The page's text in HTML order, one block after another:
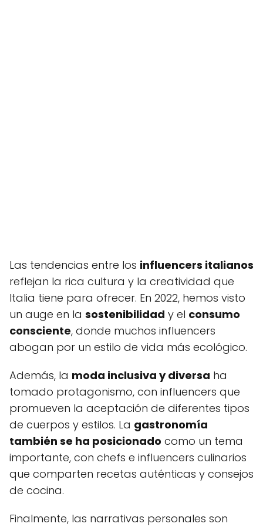
Las tendencias entre los influencers italianos
reflejan la rica cultura y la creatividad que
Italia tiene para ofrecer. En 2022, hemos visto
un auge en la sostenibilidad y el consumo
consciente, donde muchos influencers
abogan por un estilo de vida más ecológico.
Además, la moda inclusiva y diversa ha
tomado protagonismo, con influencers que
promueven la aceptación de diferentes tipos
de cuerpos y estilos. La gastronomía
también se ha posicionado como un tema
importante, con chefs e influencers culinarios
que comparten recetas auténticas y consejos
de cocina.
Finalmente, las narrativas personales son